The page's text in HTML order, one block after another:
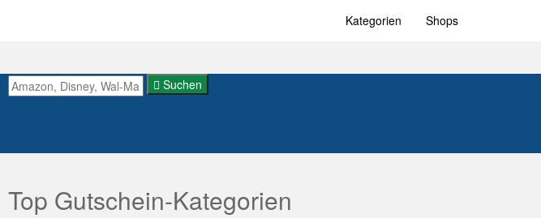
Kategorien Shops
Suchen
Top Gutschein-Kategorien